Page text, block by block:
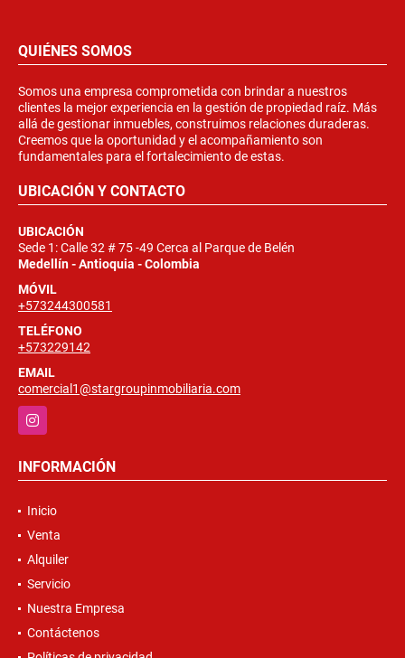
QUIÉNES SOMOS
Somos una empresa comprometida con brindar a nuestros
clientes la mejor experiencia en la gestión de propiedad raíz. Más
allá de gestionar inmuebles, construimos relaciones duraderas.
Creemos que la oportunidad y el acompañamiento son
fundamentales para el fortalecimiento de estas.
UBICACIÓN Y CONTACTO
UBICACIÓN
Sede 1: Calle 32 # 75 -49 Cerca al Parque de Belén
Medellín - Antioquia - Colombia
MÓVIL
+573244300581
TELÉFONO
+573229142
EMAIL
comercial1@stargroupinmobiliaria.com
Instagram
INFORMACIÓN
Inicio
Venta
Alquiler
Servicio
Nuestra Empresa
Contáctenos